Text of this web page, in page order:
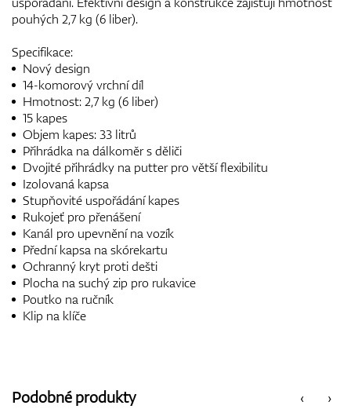
pouhých 2,7 kg (6 liber).
Specifikace:
Nový design
14-komorový vrchní díl
Hmotnost: 2,7 kg (6 liber)
15 kapes
Objem kapes: 33 litrů
Přihrádka na dálkoměr s děliči
Dvojité přihrádky na putter pro větší flexibilitu
Izolovaná kapsa
Stupňovité uspořádání kapes
Rukojeť pro přenášení
Kanál pro upevnění na vozík
Přední kapsa na skórekartu
Ochranný kryt proti dešti
Plocha na suchý zip pro rukavice
Poutko na ručník
Klip na klíče
‹
Podobné produkty ›